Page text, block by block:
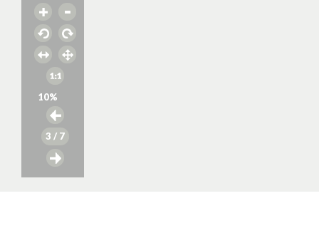
10%
3 / 7